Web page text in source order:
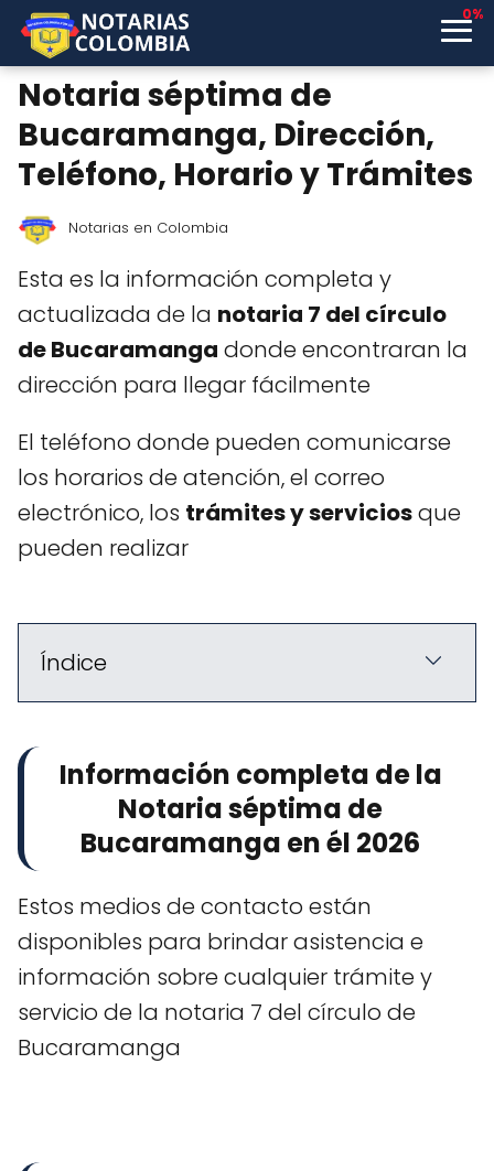
0%
Notaria séptima de
Bucaramanga, Dirección,
Teléfono, Horario y Trámites
Notarias en Colombia
Esta es la información completa y
actualizada de la notaria 7 del círculo
de Bucaramanga donde encontraran la
dirección para llegar fácilmente
El teléfono donde pueden comunicarse
los horarios de atención, el correo
electrónico, los trámites y serviciosque
pueden realizar
Índice
Información completa de la
Notaria séptima de
Bucaramanga en él 2026
Estos medios de contacto están
disponibles para brindar asistencia e
información sobre cualquier trámite y
servicio de la notaria 7 del círculo de
Bucaramanga